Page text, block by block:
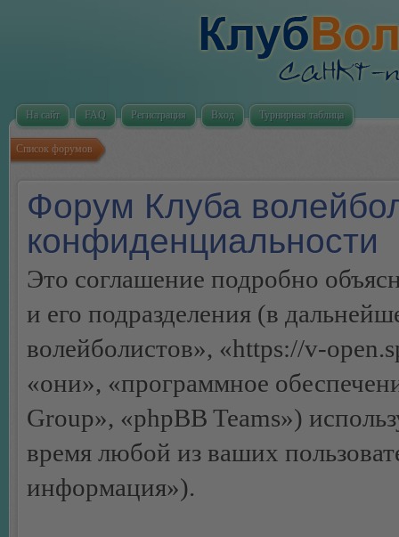
На сайт FAQ Регистрация Вход Турнирная таблица
Список форумов
Форум Клуба
конфиденциальности
Это соглашение подробно
и его подразделения (в
волейболистов», «https://v-
«они», «программное
Group», «phpBB Teams»)
время любой из ваших
информация»).